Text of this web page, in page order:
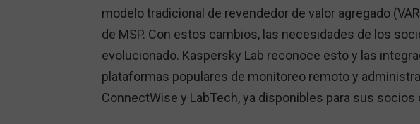
modelo tradicional de revendedor de valor agregado
de MSP. Con estos cambios, las necesidades de los
evolucionado. Kaspersky Lab reconoce esto y las
plataformas populares de monitoreo remoto y
ConnectWise y LabTech, ya disponibles para sus socios